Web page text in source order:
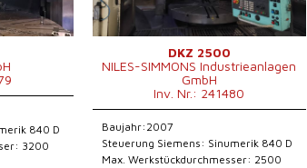
840 D
3200
DKZ 2500
NILES-SIMMONS Industrieanlagen
GmbH
Inv. Nr.: 241480
Baujahr:2007
Steuerung Siemens: Sinumerik 840 D
Max. Werkstückdurchmesser: 2500